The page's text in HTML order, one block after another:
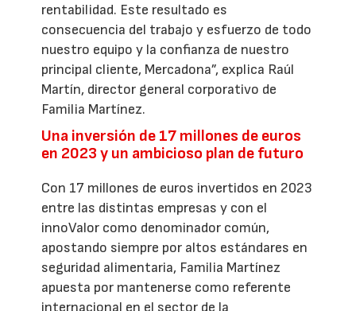
rentabilidad. Este resultado es
consecuencia del trabajo y esfuerzo de todo
nuestro equipo y la confianza de nuestro
principal cliente, Mercadona”, explica Raúl
Martín, director general corporativo de
Familia Martínez.
Una inversión de 17 millones de euros
en 2023 y un ambicioso plan de futuro
Con 17 millones de euros invertidos en 2023
entre las distintas empresas y con el
innoValor como denominador común,
apostando siempre por altos estándares en
seguridad alimentaria, Familia Martínez
apuesta por mantenerse como referente
internacional en el sector de la